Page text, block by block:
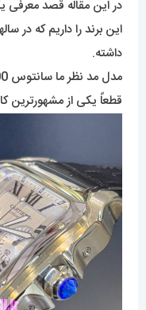
در این مقاله قصد
این برند را داریم که در
داشته.
قطعاً یکی از مشهورترین